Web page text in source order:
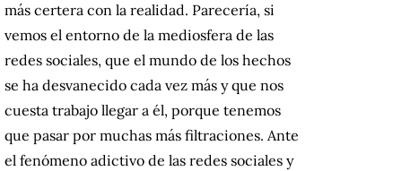
más certera con la realidad. Parecería, si
vemos el entorno de la mediosfera de las
redes sociales, que el mundo de los hechos
se ha desvanecido cada vez más y que nos
cuesta trabajo llegar a él, porque tenemos
que pasar por muchas más filtraciones. Ante
el fenómeno adictivo de las redes sociales y